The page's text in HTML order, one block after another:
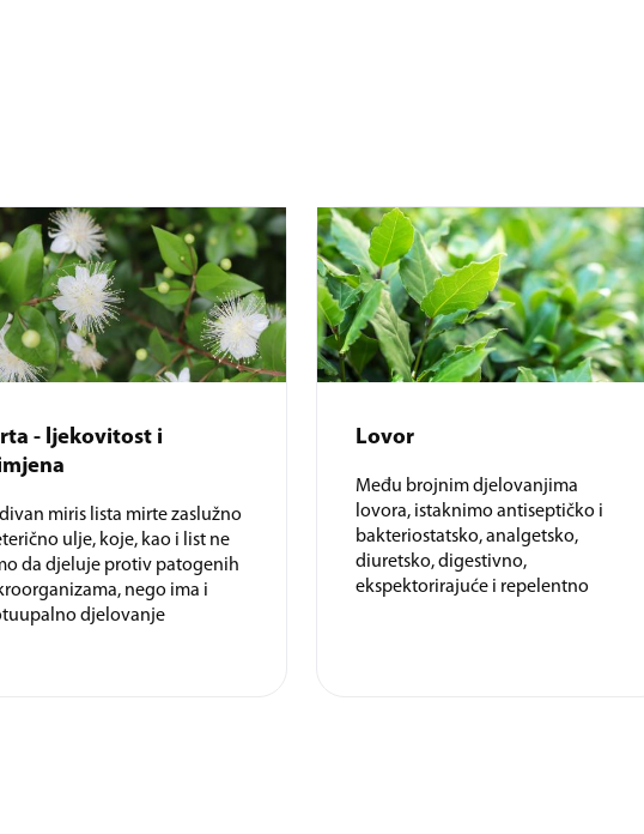
- ljekovitost i
divan miris lista mirte zaslužno
ulje, koje, kao i list ne
da djeluje protiv patogenih
nego ima i
djelovanje
Lovor
Među brojnim djelovanjima
lovora, istaknimo antiseptičko i
bakteriostatsko, analgetsko,
diuretsko, digestivno,
ekspektorirajuće i repelentno